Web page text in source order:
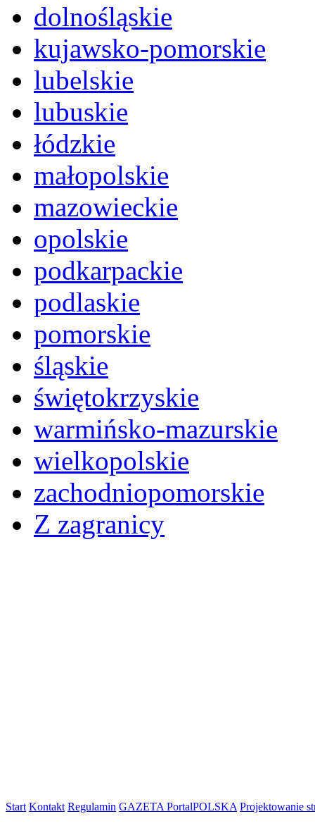
Z kraju
26/07/2018: Upowszechnia
Mieszkańca Grupy LEW
Szczytno
23/07/2018: Doszło do
Dziewięcioletni chłopiec
Z kraju
15/07/2018: Velux wygrał
Europejską
Z kraju
07/07/2018: Wernisaż
duchu awangardy
Elbląg
dolnośląskie
kujawsko-pomorskie
lubelskie
lubuskie
łódzkie
małopolskie
mazowieckie
opolskie
podkarpackie
podlaskie
pomorskie
śląskie
świętokrzyskie
warmińsko-mazurskie
wielkopolskie
zachodniopomorskie
Z zagranicy
Start Kontakt Regulamin GAZETA PortalPOLSKA Projektowanie